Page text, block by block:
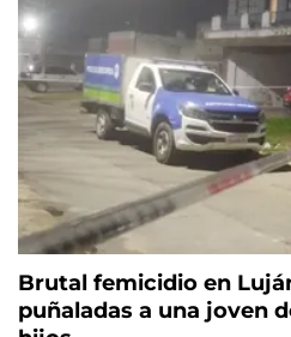
Brutal femicidio en
puñaladas a una joven